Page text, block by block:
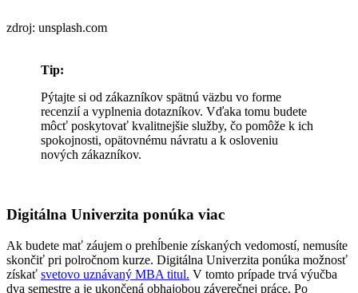
zdroj: unsplash.com
Tip:
Pýtajte si od zákazníkov spätnú väzbu vo forme
recenzií a vyplnenia dotazníkov. Vďaka tomu budete
môcť poskytovať kvalitnejšie služby, čo pomôže k ich
spokojnosti, opätovnému návratu a k osloveniu
nových zákazníkov.
Digitálna Univerzita ponúka viac
Ak budete mať záujem o prehĺbenie získaných vedomostí, nemusíte
skončiť pri polročnom kurze. Digitálna Univerzita ponúka možnosť
získať svetovo uznávaný MBA titul. V tomto prípade trvá výučba
dva semestre a je ukončená obhajobou záverečnej práce. Po